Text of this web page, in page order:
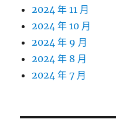
2024 年 11 月
2024 年 10 月
2024 年 9 月
2024 年 8 月
2024 年 7 月